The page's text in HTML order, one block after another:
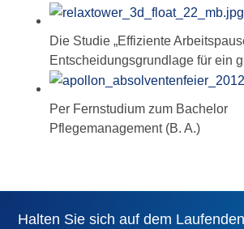
Die Studie „Effiziente
Entscheidungsgrundlage für ein
Per Fernstudium zum Bachelor
Pflegemanagement (B. A.)
Halten Sie sich auf dem